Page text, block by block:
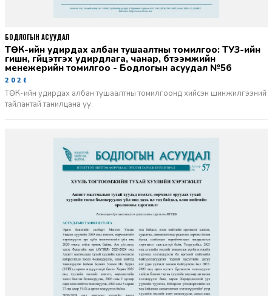
ТӨК-ийн удирдах албан тушаалтны томилгоо: ТУЗ-ийн
гишүүн, гүйцэтгэх удирдлага, чанар, бүтээмжийн
менежерийн томилгоо - Бодлогын асуудал №56
2026-06-02
ТӨК-ийн удирдах албан тушаалтны томилгоонд хийсэн шинжилгээний
тайлантай танилцана уу.
БОДЛОГЫН АСУУДАЛ